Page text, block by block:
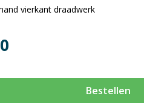
vierkant draadwerk
Bestellen